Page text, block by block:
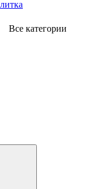
Все категории